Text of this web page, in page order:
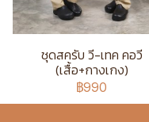
ชุดสครับ วี-เทค คอวี
(เสื้อ+กางเกง)
฿990